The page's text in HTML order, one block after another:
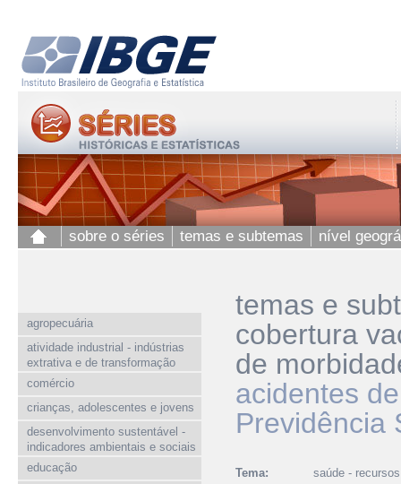
sobre o séries temas e subtemas nível
agropecuária
atividade industrial - indústrias
extrativa e de transformação
comércio
crianças, adolescentes e jovens
desenvolvimento sustentável -
indicadores ambientais e sociais
educação
temas e
cobertura
de
acidentes
Previdência
Tema:
saúde -